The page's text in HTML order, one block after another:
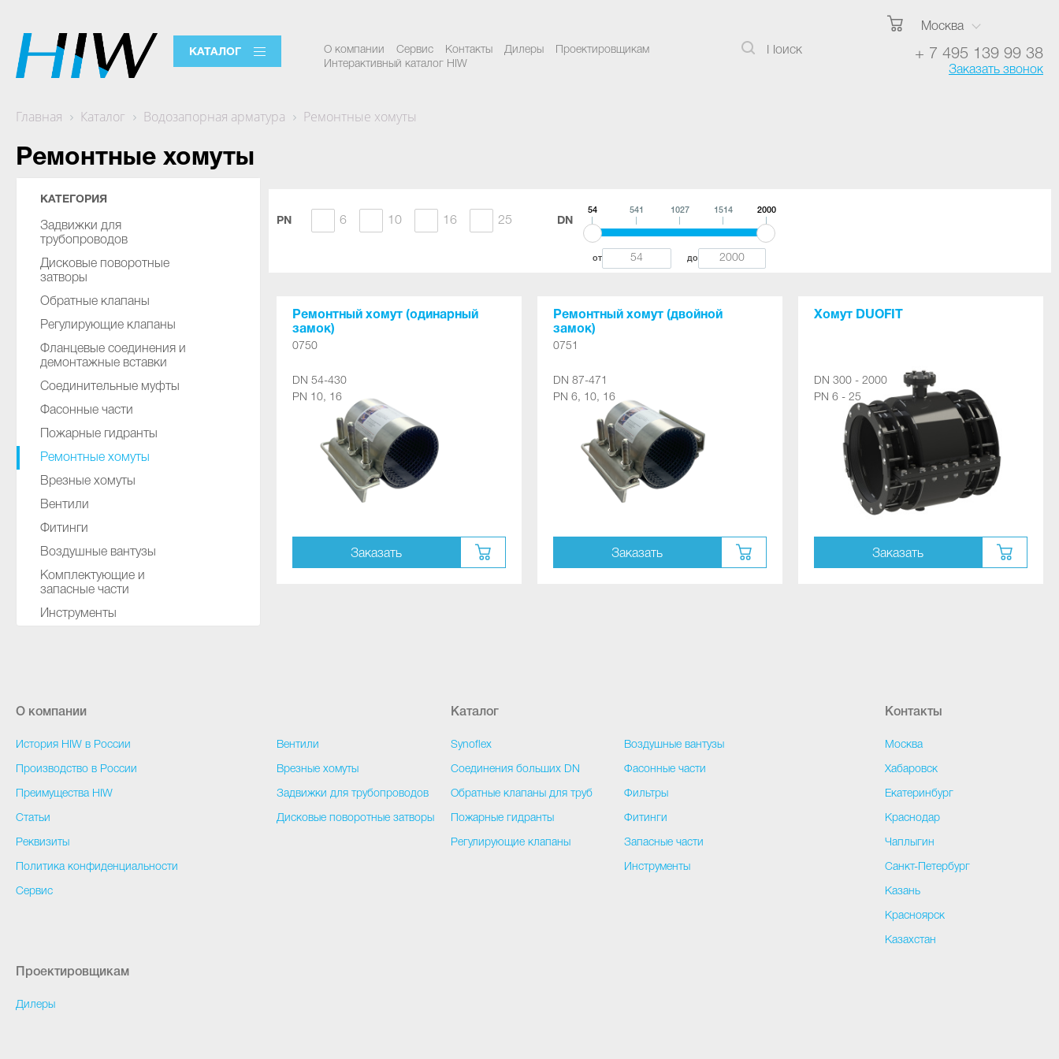
КАТАЛОГ О компании Сервис Контакты Дилеры
Проектировщикам
Интерактивный каталог HIW
Москва
+ 7 495 139 99 38
Заказать звонок
Главная Каталог Водозапорная арматура Ремонтные хомуты
Ремонтные хомуты
КАТЕГОРИЯ
Задвижки для
трубопроводов
Дисковые поворотные
затворы
Обратные клапаны
Регулирующие клапаны
Фланцевые соединения и
демонтажные вставки
Соединительные муфты
Фасонные части
Пожарные гидранты
Ремонтные хомуты
Врезные хомуты
Вентили
Фитинги
Воздушные вантузы
Комплектующие и
запасные части
Инструменты
PN 6 10 16 25 DN
54 541 1027 1514 2000
от до
Ремонтный хомут (одинарный
замок)
0750
DN 54-430
PN 10, 16
Заказать
Ремонтный хомут (двойной
замок)
0751
DN 87-471
PN 6, 10, 16
Заказать
Хомут DUOFIT
DN 300 - 2000
PN 6 - 25
Заказать
О компании
История HIW в России
Производство в России
Преимущества HIW
Статьи
Реквизиты
Политика конфиденциальности
Сервис
Вентили
Врезные хомуты
Задвижки для трубопроводов
Дисковые поворотные затворы
Каталог
Synoflex
Соединения больших DN
Обратные клапаны для труб
Пожарные гидранты
Регулирующие клапаны
Воздушные вантузы
Фасонные части
Фильтры
Фитинги
Запасные части
Инструменты
Контакты
Москва
Хабаровск
Екатеринбург
Краснодар
Чаплыгин
Санкт-Петербург
Казань
Красноярск
Казахстан
Проектировщикам
Дилеры